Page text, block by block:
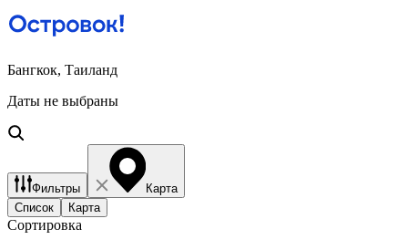
Бангкок, Таиланд
Даты не выбраны
Фильтры
Карта
Список
Карта
Сортировка